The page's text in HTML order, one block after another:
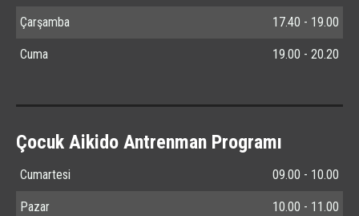
Çarşamba 17.40 - 19.00
Cuma 19.00 - 20.20
Çocuk Aikido Antrenman Programı
Cumartesi 09.00 - 10.00
Pazar 10.00 - 11.00